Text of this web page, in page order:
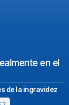
en el
de la ingravidez